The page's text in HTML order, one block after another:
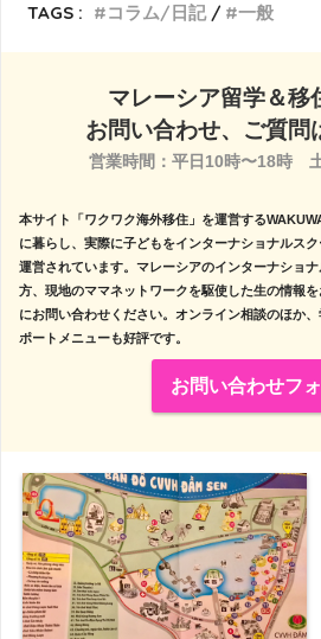
TAGS :
コラム/日記 一般
マレーシア留学＆移
お問い合わせ、ご質問
営業時間：平日10時〜18時　
本サイト「ワクワク海外移住」を運営する
に暮らし、実際に子どもをインターナショナルス
運営されています。マレーシアのインターナショ
方、現地のママネットワークを駆使した生の情報
にお問い合わせください。オンライン相談のほか
ポートメニューも好評です。
お問い合わせフ